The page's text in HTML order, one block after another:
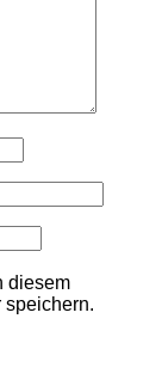
diesem
speichern.